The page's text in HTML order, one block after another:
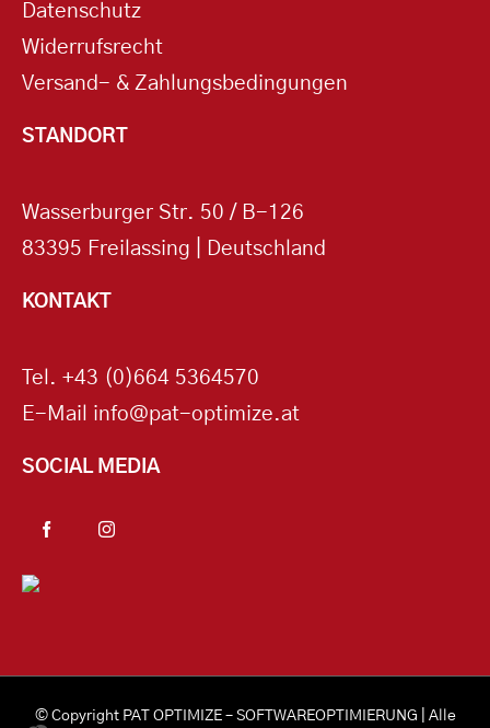
Datenschutz
Widerrufsrecht
Versand- & Zahlungsbedingungen
STANDORT
Wasserburger Str. 50 / B-126
83395 Freilassing | Deutschland
KONTAKT
Tel. +43 (0)664 5364570
E-Mail info@pat-optimize.at
SOCIAL MEDIA
© Copyright PAT OPTIMIZE – SOFTWAREOPTIMIERUNG | Alle